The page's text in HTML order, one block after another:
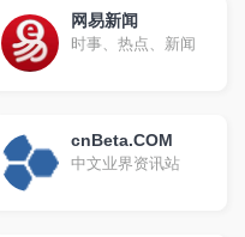
时报的国际视野，力
求及时、客观、权
威、独立地报道新
网用户提供与国际生
活相关的资讯服务、
网易新闻
时事、热点、新闻
cnBeta.COM
中文业界资讯站